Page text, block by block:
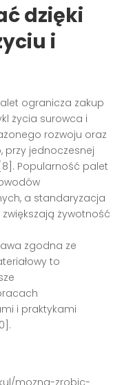
dzięki
i
ogranicza zakup
życia surowca i
rozwoju oraz
przy jednoczesnej
Popularność palet
a standaryzacja
żywotność
zgodna ze
to
i praktykami
mozna-zrobic-